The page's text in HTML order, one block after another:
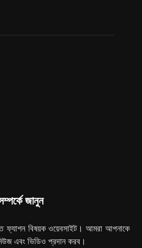
জানুন
ফ্যাশন বিষয়ক ওয়েবসাইট। আমরা আপনাকে
নিউজ এবং ভিডিও প্রদান করব।